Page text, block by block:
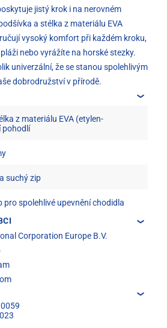
jistý krok i na nerovném
a stélka z materiálu EVA
vysoký komfort při každém kroku,
nebo vyrážíte na horské stezky.
univerzální, že se stanou spolehlivým
dobrodružství v přírodě.
z materiálu EVA (etylen-
pohodlí
suchý zip
pro spolehlivé upevnění chodidla
Corporation Europe B.V.